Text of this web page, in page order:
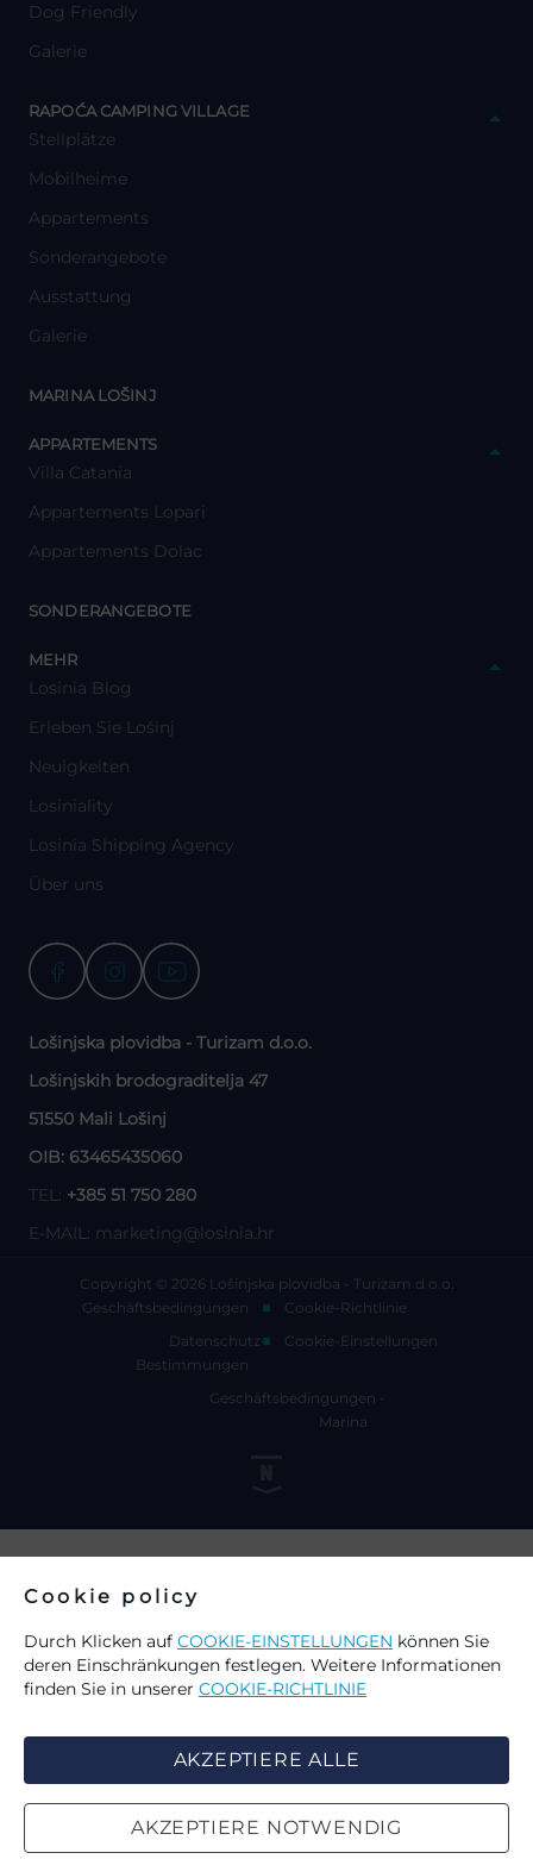
Dog Friendly
Galerie
RAPOĆA CAMPING VILLAGE
Stellplätze
Mobilheime
Appartements
Sonderangebote
Ausstattung
Galerie
MARINA LOŠINJ
APPARTEMENTS
Villa Catania
Appartements Lopari
Appartements Dolac
SONDERANGEBOTE
MEHR
Losinia Blog
Erleben Sie Lošinj
Neuigkeiten
Losiniality
Losinia Shipping Agency
Über uns
Lošinjska plovidba - Turizam d.o.o.
Lošinjskih brodograditelja 47
51550 Mali Lošinj
OIB: 63465435060
TEL: +385 51 750 280
E-MAIL: marketing@losinia.hr
Copyright © 2026 Lošinjska plovidba - Turizam d.o.o.
Geschäftsbedingungen
Cookie-Richtlinie
Datenschutz-
Bestimmungen
Cookie-Einstellungen
Geschäftsbedingungen -
Marina
Cookie policy
Durch Klicken auf COOKIE-EINSTELLUNGEN können Sie
deren Einschränkungen festlegen. Weitere Informationen
finden Sie in unserer COOKIE-RICHTLINIE
WÄHLEN SIE COOKIES AUF DER
AKZEPTIERE ALLE
AKZEPTIERE NOTWENDIG